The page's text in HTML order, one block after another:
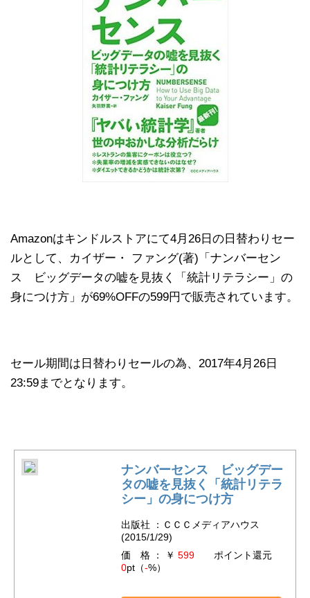
Amazonはキンドルストアにて4月26日の日替わりセー
ルとして、カイザー・ ファング(著)「ナンバーセン
ス ビッグデータの嘘を見抜く「統計リテラシー」の
身につけ方」が69%OFFの599円で販売されています。
セール期間は日替わりセールの為、2017年4月26日
23:59までとなります。
ナンバーセンス ビッグデー
タの嘘を見抜く「統計リテラ
シー」の身につけ方
出版社 ：ＣＣＣメディアハウス
(2015/1/29)
価 格 ： ￥ 599ポイント還元
0pt（-%）